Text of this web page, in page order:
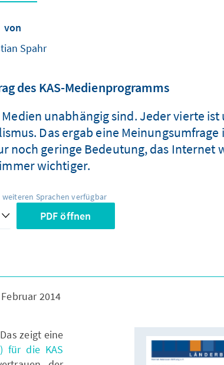
von
Spahr
des KAS-Medienprogramms
unabhängig sind. Jeder vierte
Das ergab eine Meinungsumfrage
noch geringe Bedeutung, das
wichtiger.
Sprachen verfügbar
PDF öffnen
2014
zeigt eine
für die KAS